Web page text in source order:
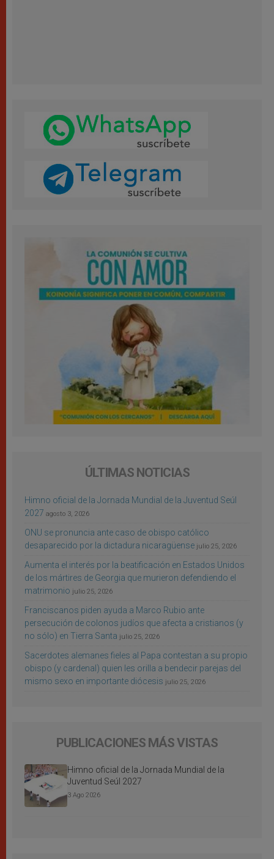
ÚLTIMAS NOTICIAS
Himno oficial de la Jornada Mundial de la Juventud Seúl
2027 agosto 3, 2026
ONU se pronuncia ante caso de obispo católico
desaparecido por la dictadura nicaragüense julio 25, 2026
Aumenta el interés por la beatificación en Estados Unidos
de los mártires de Georgia que murieron defendiendo el
matrimonio julio 25, 2026
Franciscanos piden ayuda a Marco Rubio ante
persecución de colonos judíos que afecta a cristianos (y
no sólo) en Tierra Santa julio 25, 2026
Sacerdotes alemanes fieles al Papa contestan a su propio
obispo (y cardenal) quien les orilla a bendecir parejas del
mismo sexo en importante diócesis julio 25, 2026
PUBLICACIONES MÁS VISTAS
Himno oficial de la Jornada Mundial de la
Juventud Seúl 2027
3 Ago 2026